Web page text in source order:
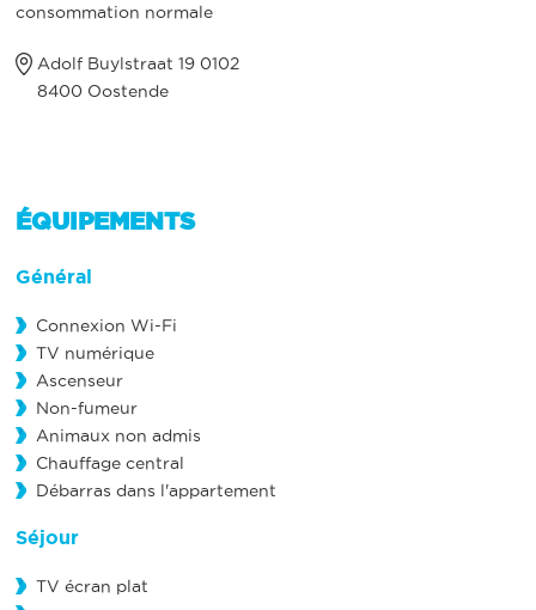
consommation normale
Adolf Buylstraat 19 0102
8400 Oostende
ÉQUIPEMENTS
Général
Connexion Wi-Fi
TV numérique
Ascenseur
Non-fumeur
Animaux non admis
Chauffage central
Débarras dans l'appartement
Séjour
TV écran plat